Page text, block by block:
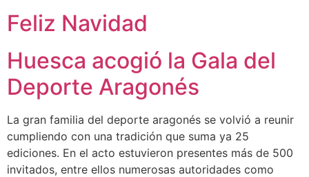
Feliz Navidad
Huesca acogió la Gala del
Deporte Aragonés
La gran familia del deporte aragonés se volvió a reunir
cumpliendo con una tradición que suma ya 25
ediciones. En el acto estuvieron presentes más de 500
invitados, entre ellos numerosas autoridades como